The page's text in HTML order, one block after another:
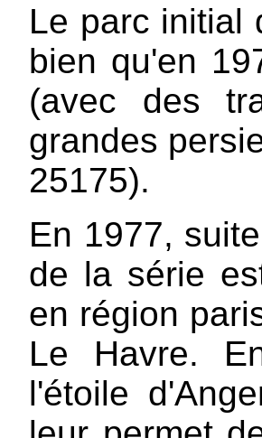
Le parc initial
bien qu'en
(avec des
grandes
25175).
En 1977,
de la série
en région
Le Havre.
l'étoile